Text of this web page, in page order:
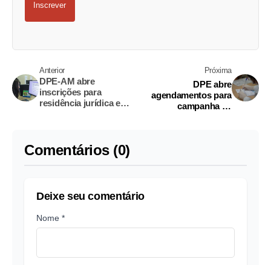
Inscrever
Anterior
DPE-AM abre
inscrições para
residência jurídica em
Próxima
DPE abre
agendamentos para
campanha de
Comentários (0)
Deixe seu comentário
Nome *